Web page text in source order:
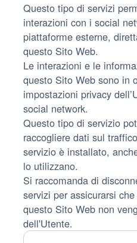
Questo tipo di servizi
interazioni con i social
piattaforme esterne,
questo Sito Web.
Le interazioni e le
questo Sito Web sono in
impostazioni privacy
social network.
Questo tipo di servizio
raccogliere dati sul
servizio è installato,
lo utilizzano.
Si raccomanda di
servizi per assicurarsi
questo Sito Web non
dell'Utente.